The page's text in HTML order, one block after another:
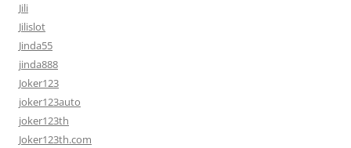
Jili
Jilislot
Jinda55
jinda888
Joker123
joker123auto
joker123th
Joker123th.com